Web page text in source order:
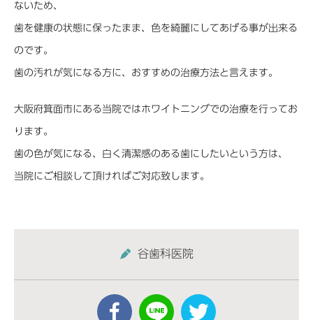
ないため、
歯を健康の状態に保ったまま、色を綺麗にしてあげる事が出来る
のです。
歯の汚れが気になる方に、おすすめの治療方法と言えます。
大阪府箕面市にある当院ではホワイトニングでの治療を行ってお
ります。
歯の色が気になる、白く清潔感のある歯にしたいという方は、
当院にご相談して頂ければご対応致します。
谷歯科医院